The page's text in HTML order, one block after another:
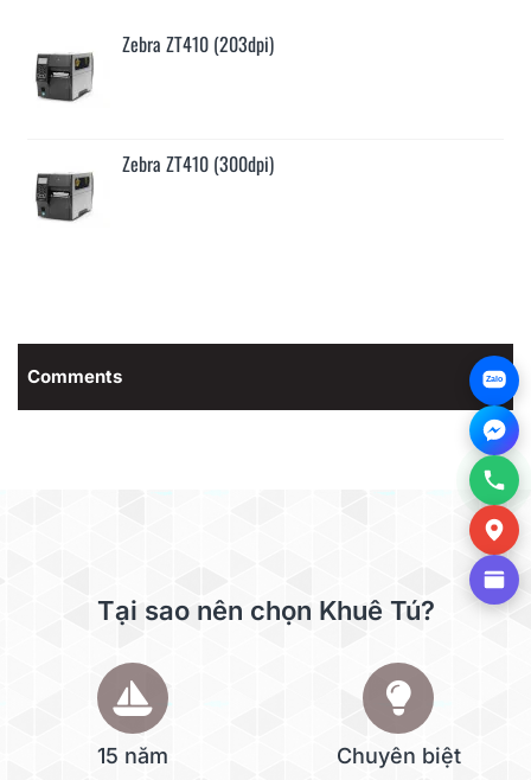
Zebra ZT410 (203dpi)
Zebra ZT410 (300dpi)
Comments
Tại sao nên chọn Khuê Tú?
15 năm Chuyên biệt
Zalo